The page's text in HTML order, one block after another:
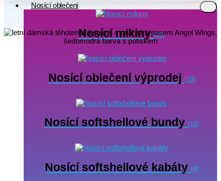
Nosící oblečení
Nosící mikiny(25)
Nosící oblečení výprodej (10)
Nosící softshellové bundy (18)
Nosící softshellové kabáty (4)